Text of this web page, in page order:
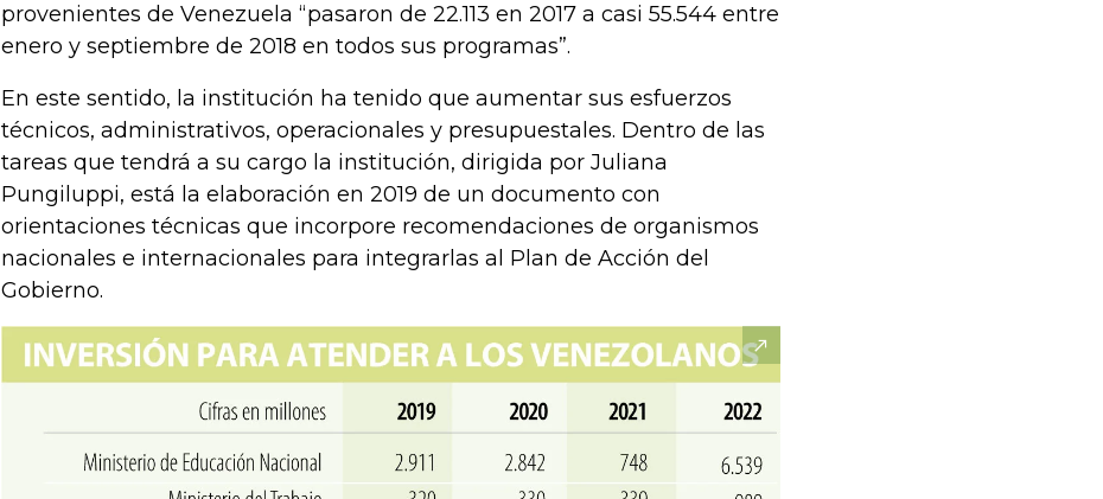
provenientes de Venezuela “pasaron de 22.113 en 2017 a casi 55.544 entre
enero y septiembre de 2018 en todos sus programas”.
En este sentido, la institución ha tenido que aumentar sus esfuerzos
técnicos, administrativos, operacionales y presupuestales. Dentro de las
tareas que tendrá a su cargo la institución, dirigida por Juliana
Pungiluppi, está la elaboración en 2019 de un documento con
orientaciones técnicas que incorpore recomendaciones de organismos
nacionales e internacionales para integrarlas al Plan de Acción del
Gobierno.